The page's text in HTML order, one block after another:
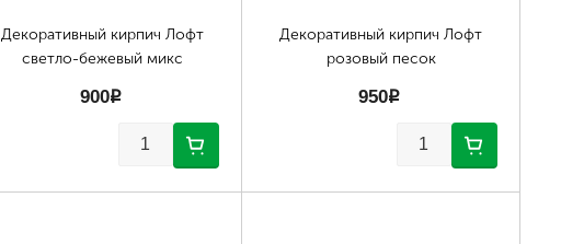
Декоративный кирпич Лофт
светло-бежевый микс
900p
Декоративный кирпич Лофт
розовый песок
950p